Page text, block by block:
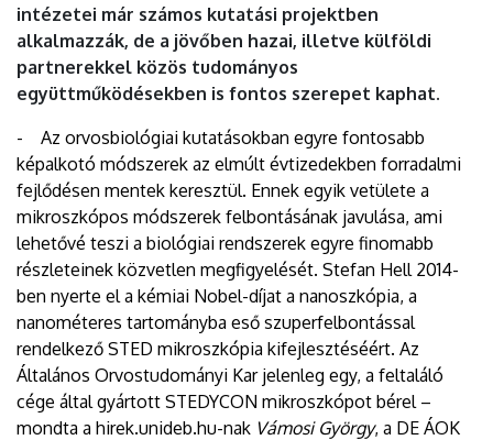
intézetei már számos kutatási projektben
alkalmazzák, de a jövőben hazai, illetve külföldi
partnerekkel közös tudományos
együttműködésekben is fontos szerepet kaphat.
- Az orvosbiológiai kutatásokban egyre fontosabb
képalkotó módszerek az elmúlt évtizedekben forradalmi
fejlődésen mentek keresztül. Ennek egyik vetülete a
mikroszkópos módszerek felbontásának javulása, ami
lehetővé teszi a biológiai rendszerek egyre finomabb
részleteinek közvetlen megfigyelését. Stefan Hell 2014-
ben nyerte el a kémiai Nobel-díjat a nanoszkópia, a
nanométeres tartományba eső szuperfelbontással
rendelkező STED mikroszkópia kifejlesztéséért. Az
Általános Orvostudományi Kar jelenleg egy, a feltaláló
cége által gyártott STEDYCON mikroszkópot bérel –
mondta a hirek.unideb.hu-nak Vámosi György, a DE ÁOK